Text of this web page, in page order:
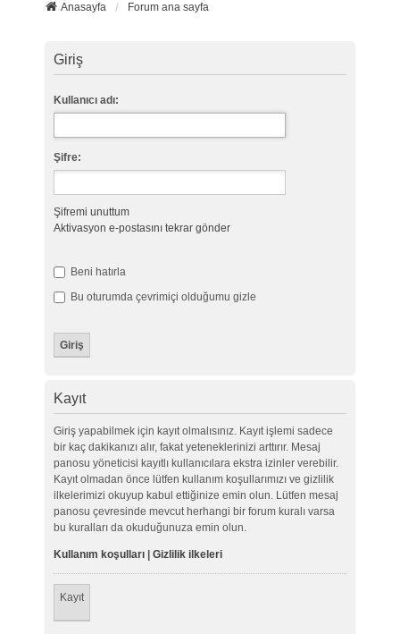
Anasayfa Forum ana sayfa
Giriş
Kullanıcı adı:
Şifre:
Şifremi unuttum
Aktivasyon e-postasını tekrar gönder
Beni hatırla
Bu oturumda çevrimiçi olduğumu gizle
Kayıt
Giriş yapabilmek için kayıt olmalısınız. Kayıt işlemi sadece
bir kaç dakikanızı alır, fakat yeteneklerinizi arttırır. Mesaj
panosu yöneticisi kayıtlı kullanıcılara ekstra izinler verebilir.
Kayıt olmadan önce lütfen kullanım koşullarımızı ve gizlilik
ilkelerimizi okuyup kabul ettiğinize emin olun. Lütfen mesaj
panosu çevresinde mevcut herhangi bir forum kuralı varsa
bu kuralları da okuduğunuza emin olun.
Kullanım koşulları| Gizlilik ilkeleri
Kayıt